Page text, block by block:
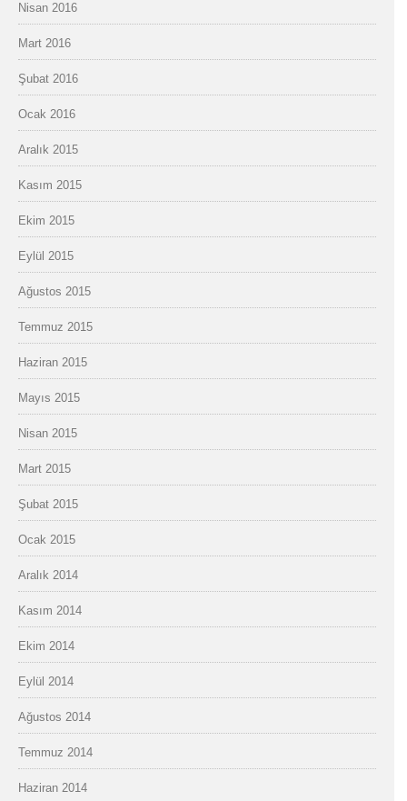
Nisan 2016
Mart 2016
Şubat 2016
Ocak 2016
Aralık 2015
Kasım 2015
Ekim 2015
Eylül 2015
Ağustos 2015
Temmuz 2015
Haziran 2015
Mayıs 2015
Nisan 2015
Mart 2015
Şubat 2015
Ocak 2015
Aralık 2014
Kasım 2014
Ekim 2014
Eylül 2014
Ağustos 2014
Temmuz 2014
Haziran 2014